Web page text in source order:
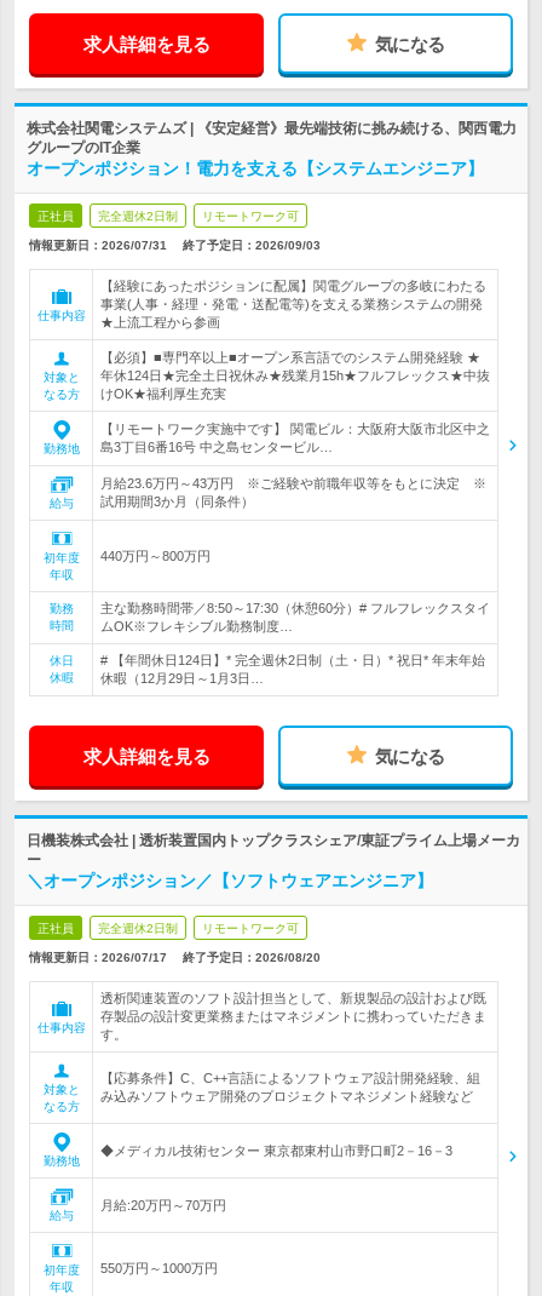
求人詳細を見る 気になる
株式会社関電システムズ | 《安定経営》最先端技術に挑み続ける、関西電力
グループのIT企業
オープンポジション！電力を支える【システムエンジニア】
正社員 完全週休2日制 リモートワーク可
情報更新日：2026/07/31 終了予定日： 2026/09/03
仕事内容
【経験にあったポジションに配属】関電グループの多岐にわたる
事業(人事・経理・発電・送配電等)を支える業務システムの開発
★上流工程から参画
対象と
なる方
【必須】■専門卒以上■オープン系言語でのシステム開発経験 ★
年休124日★完全土日祝休み★残業月15h★フルフレックス★中抜
けOK★福利厚生充実
勤務地
【リモートワーク実施中です】 関電ビル：大阪府大阪市北区中之
島3丁目6番16号 中之島センタービル…
給与
月給23.6万円～43万円 ※ご経験や前職年収等をもとに決定 ※
試用期間3か月（同条件）
初年度
年収
440万円～800万円
勤務
時間
主な勤務時間帯／8:50～17:30（休憩60分）# フルフレックスタイ
ムOK※フレキシブル勤務制度…
休日
休暇
# 【年間休日124日】* 完全週休2日制（土・日）* 祝日* 年末年始
休暇（12月29日～1月3日…
求人詳細を見る 気になる
日機装株式会社 | 透析装置国内トップクラスシェア/東証プライム上場メーカ
ー
＼オープンポジション／【ソフトウェアエンジニア】
正社員 完全週休2日制 リモートワーク可
情報更新日：2026/07/17 終了予定日： 2026/08/20
仕事内容
透析関連装置のソフト設計担当として、新規製品の設計および既
存製品の設計変更業務またはマネジメントに携わっていただきま
す。
対象と
なる方
【応募条件】C、C++言語によるソフトウェア設計開発経験、組
み込みソフトウェア開発のプロジェクトマネジメント経験など
勤務地
◆メディカル技術センター 東京都東村山市野口町2－16－3
給与
月給:20万円～70万円
初年度
年収
550万円～1000万円